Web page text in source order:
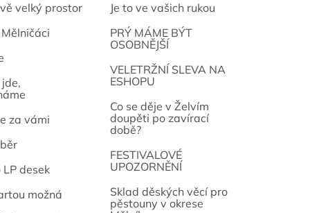
velký prostor
za vámi
desek
možná
Je to ve vašich rukou
PRÝ MÁME BÝT
OSOBNĚJŠÍ
VELETRŽNÍ SLEVA NA
ESHOPU
Co se děje v Želvím
doupěti po zavírací
době?
FESTIVALOVÉ
UPOZORNĚNÍ
Sklad děských věcí pro
pěstouny v okrese